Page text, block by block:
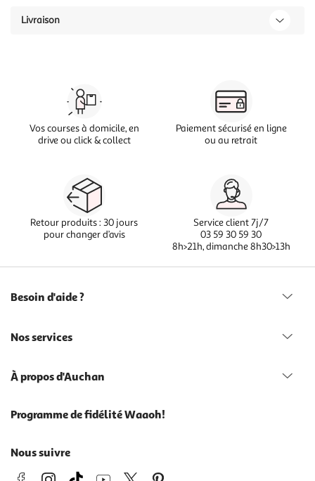
Livraison
Vos courses à domicile, en
drive ou click & collect
Paiement sécurisé en ligne
ou au retrait
Retour produits : 30 jours
pour changer d’avis
Service client 7j/7
03 59 30 59 30
8h>21h, dimanche 8h30>13h
Besoin d'aide ?
Nos services
À propos d'Auchan
Programme de fidélité Waaoh!
Nous suivre